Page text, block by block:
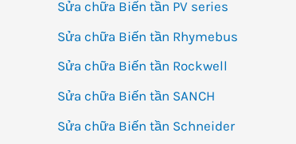
Sửa chữa Biến tần PV series
Sửa chữa Biến tần Rhymebus
Sửa chữa Biến tần Rockwell
Sửa chữa Biến tần SANCH
Sửa chữa Biến tần Schneider